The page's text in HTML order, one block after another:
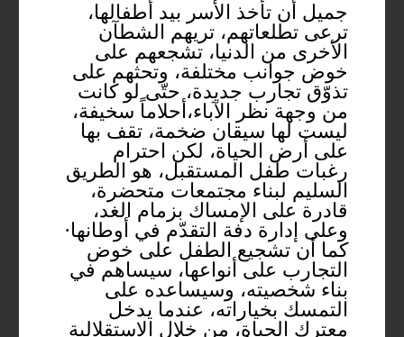
جميل أن تأخذ الأسر بيد أطفالها،
ترعى تطلعاتهم، تريهم الشطآن
الأخرى من الدنيا، تشجعهم على
خوض جوانب مختلفة، وتحثهم على
تذوّق تجارب جديدة، حتّى لو كانت
من وجهة نظر الآباء،أحلاماً سخيفة،
ليست لها سيقان ضخمة، تقف بها
على أرض الحياة، لكن احترام
رغبات طفل المستقبل، هو الطريق
السليم لبناء مجتمعات متحضرة،
قادرة على الإمساك بزمام الغد،
وعلى إدارة دفة التقدّم في أوطانها·
كما أن تشجيع الطفل على خوض
التجارب على أنواعها، سيساهم في
بناء شخصيته، وسيساعده على
التمسك بخياراته، عندما يدخل
معترك الحياة، من خلال الاستقلالية